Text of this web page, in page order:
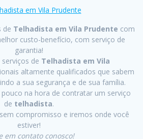
de Telhadista em Vila Prudente com
custo-benefício, com serviço de
garantia!
de Telhadista em Vila
altamente qualificados que sabem
a sua segurança e de sua família.
na hora de contratar um serviço
de telhadista.
compromisso e iremos onde você
estiver!
em contato conosco!